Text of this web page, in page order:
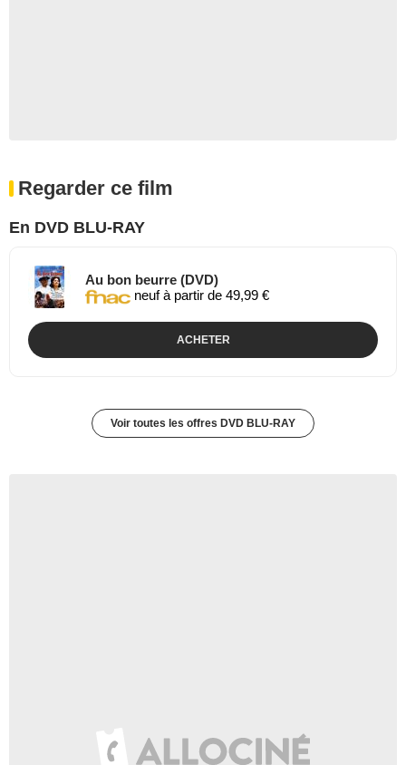
Regarder ce film
En DVD BLU-RAY
Au bon beurre (DVD)
neuf à partir de 49,99 €
ACHETER
Voir toutes les offres DVD BLU-RAY